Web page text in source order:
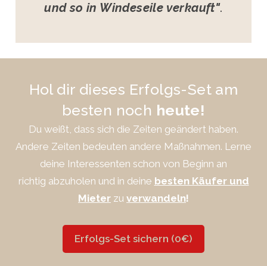
und so in Windeseile verkauft".
Hol dir dieses Erfolgs-Set am
besten noch heute!
Du weißt, dass sich die Zeiten geändert haben.
Andere Zeiten bedeuten andere Maßnahmen. Lerne
deine Interessenten schon von Beginn an
richtig abzuholen und in deine besten Käufer und
Mieter zu verwandeln!
Erfolgs-Set sichern (0€)